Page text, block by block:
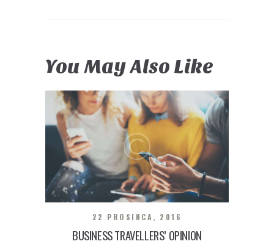
You May Also Like
22 PROSINCA, 2016
BUSINESS TRAVELLERS’ OPINION